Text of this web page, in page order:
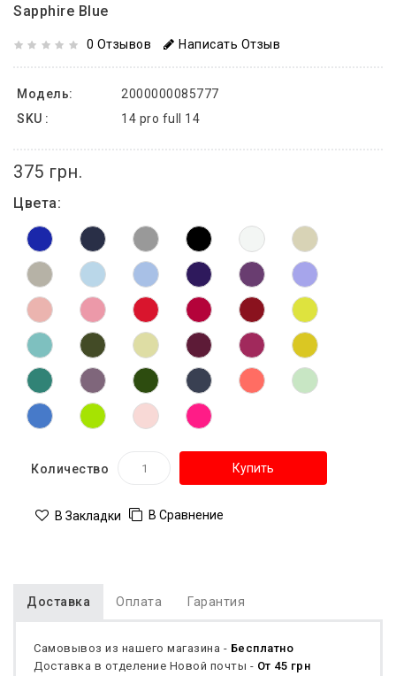
Sapphire Blue
0 Отзывов Написать Отзыв
Модель:
2000000085777
SKU :
14 pro full 14
375 грн.
Цвета:
Количество Купить
В Закладки В Сравнение
Доставка Оплата Гарантия
Самовывоз из нашего магазина - Бесплатно
Доставка в отделение Новой почты - От 45 грн